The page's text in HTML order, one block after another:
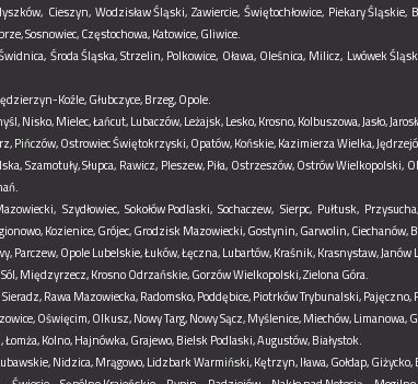
Cieszyn, Wodzisław Śląski, Zawiercie, Świętochłowice, Piekary Śląskie,
Sosnowiec,Częstochowa,Katowice,Gliwice.
Środa Śląska,Strzelin, Polkowice, Oława, Oleśnica, Milicz, Lwówek
Koźle,Głubczyce,Brzeg,Opole.
Nisko,Mielec,Łańcut,Lubaczów,Leżajsk,Lesko,Krosno,Kolbuszowa,Jasło,
Pińczów,Ostrowiec Świętokrzyski,Opatów,Końskie,Kazimierza Wielka,
Szamotuły,Słupca, Rawicz, Pleszew,Piła, Ostrzeszów,Ostrów Wielkopolski,
Szydłowiec, Sokołów Podlaski, Sochaczew, Sierpc, Pułtusk,
Kozienice,Grójec,Grodzisk Mazowiecki,Gostynin,Garwolin,Ciechanów,
Parczew,Opole Lubelskie,Łuków,Łęczna,Lubartów,Kraśnik,Krasnystaw,Janów
Międzyrzecz,Krosno Odrzańskie,Gorzów Wielkopolski,Zielona Góra.
Sieradz,Rawa Mazowiecka,Radomsko,Poddębice,Piotrków Trybunalski,Pajęczno,
Oświęcim,Olkusz,Nowy Targ,Nowy Sącz,Myślenice,Miechów,Limanowa,
Łomża,Kolno,Hajnówka,Grajewo,Bielsk Podlaski,Augustów,Białystok.
Nidzica,Mrągowo,Lidzbark Warmiński,Kętrzyn,Iława,Gołdap,Giżycko,